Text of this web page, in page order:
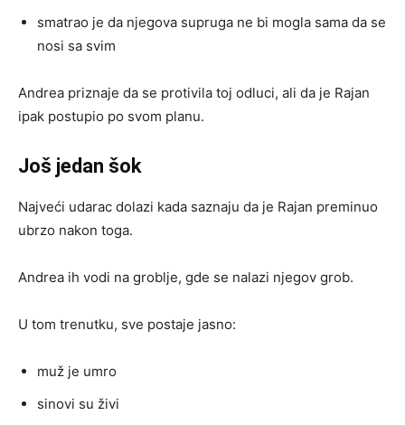
smatrao je da njegova supruga ne bi mogla sama da se
nosi sa svim
Andrea priznaje da se protivila toj odluci, ali da je Rajan
ipak postupio po svom planu.
Još jedan šok
Najveći udarac dolazi kada saznaju da je Rajan preminuo
ubrzo nakon toga.
Andrea ih vodi na groblje, gde se nalazi njegov grob.
U tom trenutku, sve postaje jasno:
muž je umro
sinovi su živi